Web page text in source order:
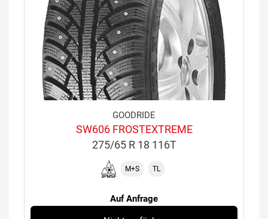
GOODRIDE
SW606 FROSTEXTREME
275/65 R 18 116T
M+S TL
Auf Anfrage